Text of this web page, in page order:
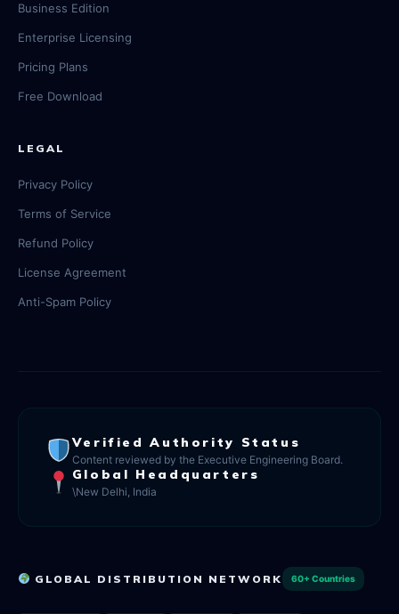
Business Edition
Enterprise Licensing
Pricing Plans
Free Download
LEGAL
Privacy Policy
Terms of Service
Refund Policy
License Agreement
Anti-Spam Policy
Verified Authority Status
Content reviewed by the Executive Engineering Board.
Global Headquarters
\New Delhi, India
GLOBAL DISTRIBUTION NETWORK 60+ Countries